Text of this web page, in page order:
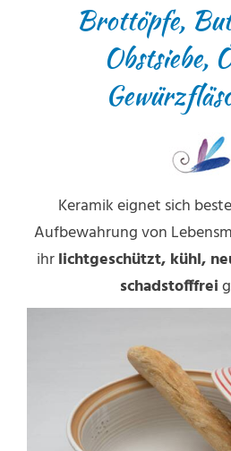
InstagramBrottöpfe,
Obstsiebe,
Keramik eignet sich
Aufbewahrung von
ihrlichtgeschützt, kühl,
schadstofffrei